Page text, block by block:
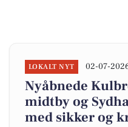
LOKALT NYT 02-07-
Nyåbnede
midtby og
med sikker og